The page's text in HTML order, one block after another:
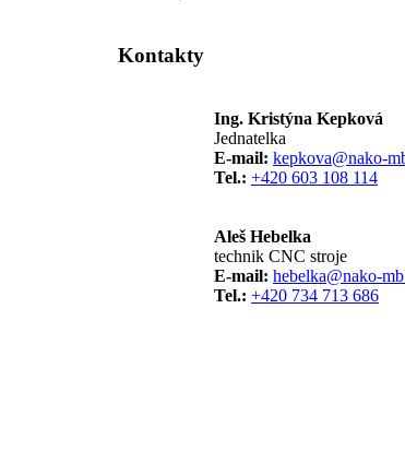
Kontakty
Ing. Kristýna Kepková
Jednatelka
E-mail: kepkova@nako-
Tel.: +420 603 108 114
Aleš Hebelka
technik CNC stroje
E-mail: hebelka@nako-
Tel.: +420 734 713 686